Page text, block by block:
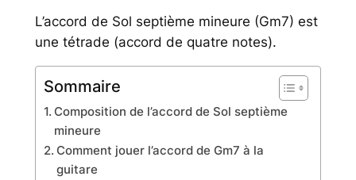
L’accord de Sol septième mineure (Gm7) est
une tétrade (accord de quatre notes).
Sommaire
Composition de l’accord de Sol septième
mineure
Comment jouer l’accord de Gm7 à la
guitare